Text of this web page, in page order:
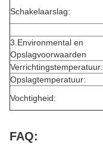
Schakelaarslag:
3.Environmental en
Opslagvoorwaarden
Verrichtingstemperatuur:
Opslagtemperatuur:
Vochtigheid:
FAQ: